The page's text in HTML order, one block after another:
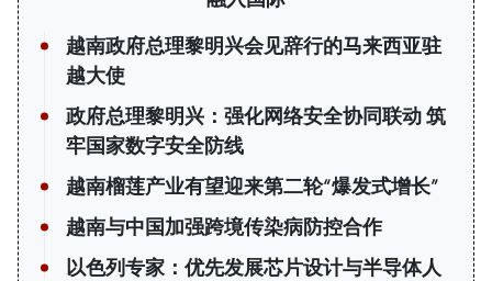
越南政府总理黎明兴会见辞行的马来西亚驻
越大使
政府总理黎明兴：强化网络安全协同联动 筑
牢国家数字安全防线
越南榴莲产业有望迎来第二轮“爆发式增长”
越南与中国加强跨境传染病防控合作
以色列专家：优先发展芯片设计与半导体人